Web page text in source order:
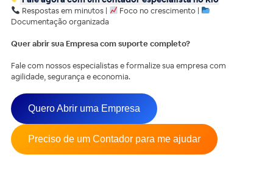
Respostas em minutos |
Foco no crescimento |
Documentação organizada
Quer abrir sua Empresa com suporte completo?
Fale com nossos especialistas e formalize sua empresa com
agilidade, segurança e economia.
Quero Abrir uma Empresa
Preciso de um Contador para me ajudar